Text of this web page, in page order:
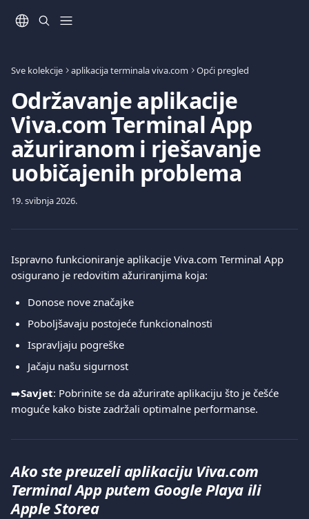
Sve kolekcije aplikacija terminala viva.com Opći pregled
Održavanje aplikacije
Viva.com Terminal App
ažuriranom i rješavanje
uobičajenih problema
19. svibnja 2026.
Ispravno funkcioniranje aplikacije Viva.com Terminal App
osigurano je redovitim ažuriranjima koja:
Donose nove značajke
Poboljšavaju postojeće funkcionalnosti
Ispravljaju pogreške
Jačaju našu sigurnost
➡️Savjet: Pobrinite se da ažurirate aplikaciju što je češće
moguće kako biste zadržali optimalne performanse.
Ako ste preuzeli aplikaciju Viva.com
Terminal App putem Google Playa ili
Apple Storea